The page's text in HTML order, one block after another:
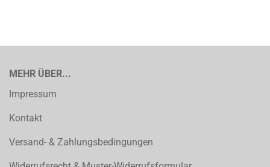
MEHR ÜBER...
Impressum
Kontakt
Versand- & Zahlungsbedingungen